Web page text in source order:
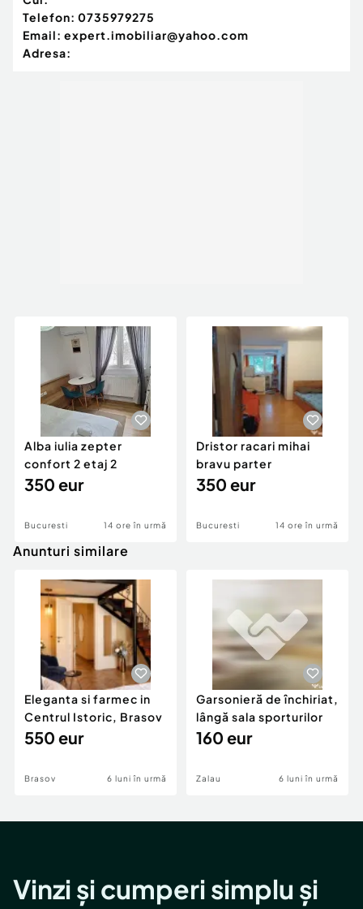
Telefon: 0735979275
Email: expert.imobiliar@yahoo.com
Adresa:
Alba iulia zepter
confort 2 etaj 2
350 eur
Bucuresti 14 ore în urmă
Dristor racari mihai
bravu parter
350 eur
Bucuresti 14 ore în urmă
Anunturi similare
Eleganta si farmec in
Centrul Istoric, Brasov
550 eur
Brasov 6 luni în urmă
Garsonieră de închiriat,
lângă sala sporturilor
160 eur
Zalau 6 luni în urmă
Vinzi și cumperi simplu și